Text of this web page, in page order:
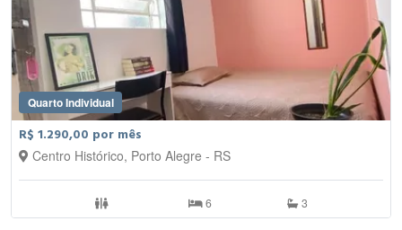
Quarto Individual
R$ 1.290,00 por mês
Centro Histórico, Porto Alegre - RS
6 3